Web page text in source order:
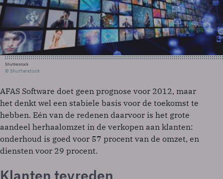
Shutterstock
© Shutterstock
AFAS Software doet geen prognose voor 2012, maar
het denkt wel een stabiele basis voor de toekomst te
hebben. Eén van de redenen daarvoor is het grote
aandeel herhaalomzet in de verkopen aan klanten:
onderhoud is goed voor 57 procent van de omzet, en
diensten voor 29 procent.
Klanten tevreden